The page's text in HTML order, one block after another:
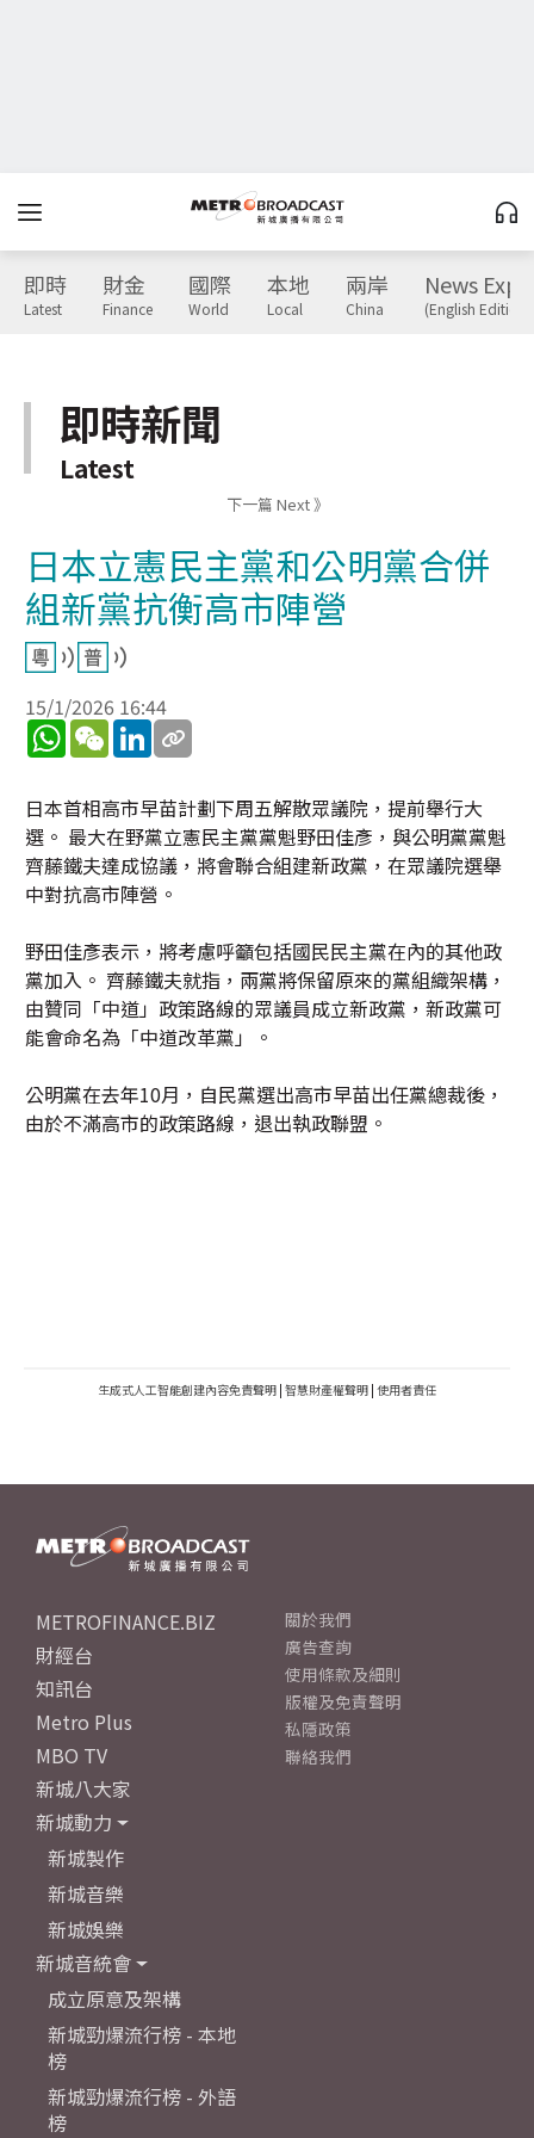
即時
Latest
財金
Finance
國際
World
本地
Local
兩岸
China
News
(English Edition)
即時新聞
Latest
下一篇 Next 》
日本立憲民主黨和公明黨合併
組新黨抗衡高市陣營
15/1/2026 16:44
WhatsApp
WeChatLinkedIn
日本首相高市早苗計劃下周五解散眾議院，提前舉行大
選。 最大在野黨立憲民主黨黨魁野田佳彥，與公明黨黨魁
齊藤鐵夫達成協議，將會聯合組建新政黨，在眾議院選舉
中對抗高市陣營。
野田佳彥表示，將考慮呼籲包括國民民主黨在內的其他政
黨加入。 齊藤鐵夫就指，兩黨將保留原來的黨組織架構，
由贊同「中道」政策路線的眾議員成立新政黨，新政黨可
能會命名為「中道改革黨」。
公明黨在去年10月，自民黨選出高市早苗出任黨總裁後，
由於不滿高市的政策路線，退出執政聯盟。
生成式人工智能創建內容免責聲明 | 智慧財產權聲明 | 使用者責任
METROFINANCE.BIZ
財經台
知訊台
Metro Plus
MBO TV
新城八大家
新城動力
新城製作
新城音樂
新城娛樂
新城音統會
成立原意及架構
新城勁爆流行榜 - 本地
榜
新城勁爆流行榜 - 外語
榜
關於我們
廣告查詢
使用條款及細則
版權及免責聲明
私隱政策
聯絡我們